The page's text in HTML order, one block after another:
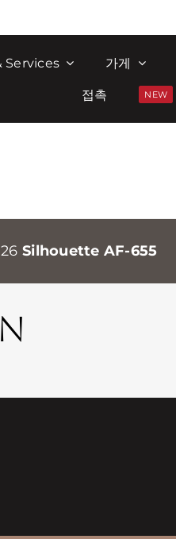
Services 가게
접촉
Silhouette AF-655